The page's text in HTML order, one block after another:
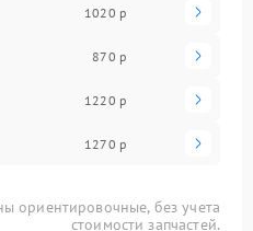
1020 р
870 р
1220 р
1270 р
ориентировочные, без учета
стоимости запчастей.